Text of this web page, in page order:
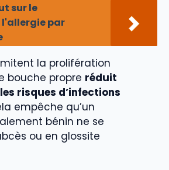
sur le
par
la prolifération
bouche propre réduit
risques d’infections
empêche qu’un
bénin ne se
ou en glossite